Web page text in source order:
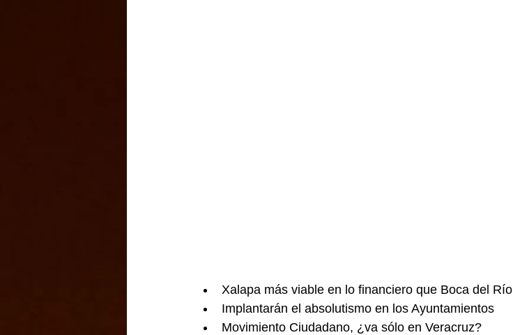
Xalapa más viable en lo financiero que Boca del Río
Implantarán el absolutismo en los Ayuntamientos
Movimiento Ciudadano, ¿va sólo en Veracruz?